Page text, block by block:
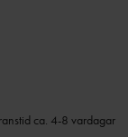
ca. 4-8 vardagar